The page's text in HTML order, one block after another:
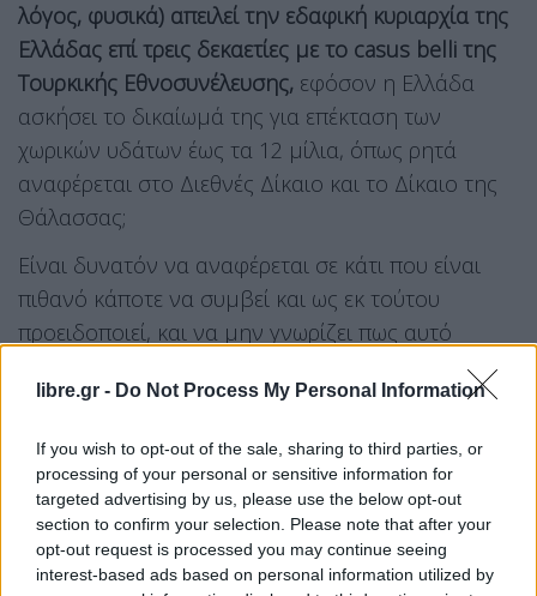
libre.gr - Do Not Process My Personal Information
If you wish to opt-out of the sale, sharing to third parties, or
processing of your personal or sensitive information for
targeted advertising by us, please use the below opt-out
section to confirm your selection. Please note that after your
opt-out request is processed you may continue seeing
interest-based ads based on personal information utilized by
λόγος, φυσικά) απειλεί την εδαφική κυριαρχία της
Ελλάδας επί τρεις δεκαετίες με το casus belli της
Τουρκικής Εθνοσυνέλευσης, εφόσον η Ελλάδα
ασκήσει το δικαίωμά της για επέκταση των
χωρικών υδάτων έως τα 12 μίλια, όπως ρητά
αναφέρεται στο Διεθνές Δίκαιο και το Δίκαιο της
Θάλασσας;
Είναι δυνατόν να αναφέρεται σε κάτι που είναι
πιθανό κάποτε να συμβεί και ως εκ τούτου
προειδοποιεί, και να μην γνωρίζει πως αυτό
Δεν έχει ακούσει για την απαίτηση της
Άγκυρας να μην διατηρούμε στρατό στα
νησιά μας, δεν του έχουν πει τίποτε για